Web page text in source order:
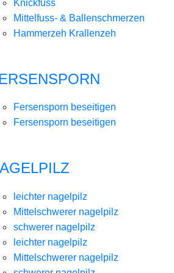
Knickfuss
Mittelfuss- & Ballenschmerzen
Hammerzeh Krallenzeh
Fersensporn beseitigen
Fersensporn beseitigen
leichter nagelpilz
Mittelschwerer nagelpilz
schwerer nagelpilz
leichter nagelpilz
Mittelschwerer nagelpilz